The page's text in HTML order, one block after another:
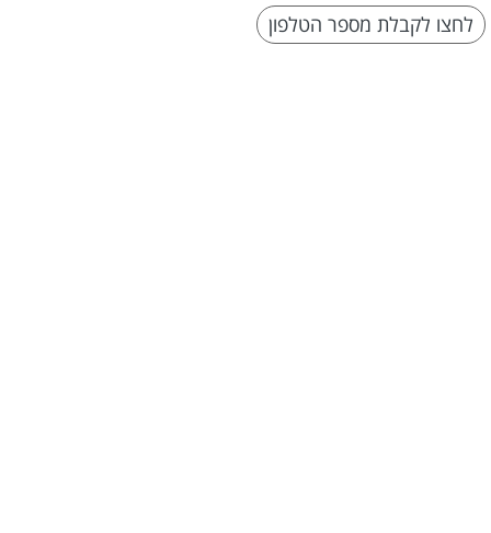
לחצו לקבלת מספר הטלפון